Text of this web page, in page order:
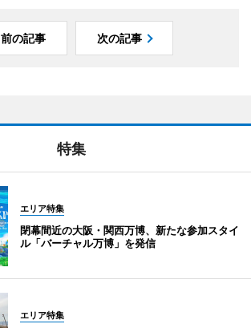
前の記事 次の記事
特集
エリア特集
閉幕間近の大阪・関西万博、新たな参加スタイ
ル「バーチャル万博」を発信
エリア特集